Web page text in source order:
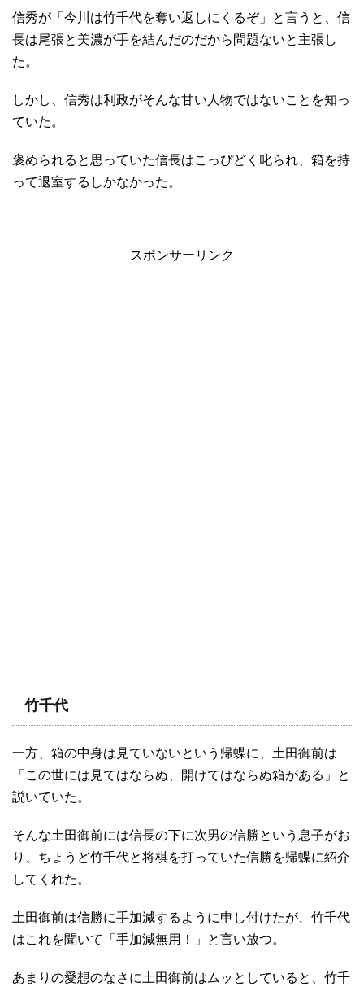
信秀が「今川は竹千代を奪い返しにくるぞ」と言うと、信
長は尾張と美濃が手を結んだのだから問題ないと主張し
た。
しかし、信秀は利政がそんな甘い人物ではないことを知っ
ていた。
褒められると思っていた信長はこっぴどく叱られ、箱を持
って退室するしかなかった。
スポンサーリンク
竹千代
一方、箱の中身は見ていないという帰蝶に、土田御前は
「この世には見てはならぬ、開けてはならぬ箱がある」と
説いていた。
そんな土田御前には信長の下に次男の信勝という息子がお
り、ちょうど竹千代と将棋を打っていた信勝を帰蝶に紹介
してくれた。
土田御前は信勝に手加減するように申し付けたが、竹千代
はこれを聞いて「手加減無用！」と言い放つ。
あまりの愛想のなさに土田御前はムッとしていると、竹千